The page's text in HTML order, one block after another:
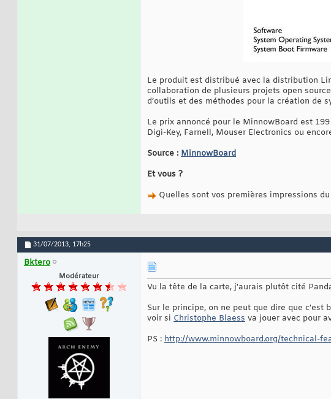
Le produit est distribué avec la distribution
collaboration de plusieurs projets open
d’outils et des méthodes pour la création de
Le prix annoncé pour le MinnowBoard est
Digi-Key, Farnell, Mouser Electronics ou
Source : MinnowBoard
Et vous ?
Quelles sont vos premières impressions
31/07/2013, 17h25
Bktero
Modérateur
Vu la tête de la carte, j'aurais plutôt cité
Sur le principe, on ne peut que dire que c'est
voir si Christophe Blaess va jouer avec pour
PS : http://www.minnowboard.org/technical-